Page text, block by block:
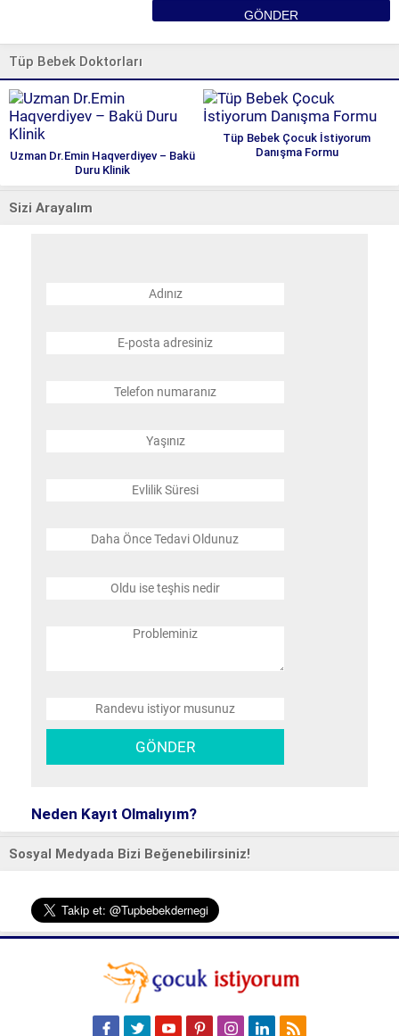
Tüp Bebek Doktorları
Uzman Dr.Emin Haqverdiyev – Bakü
Duru Klinik
Tüp Bebek Çocuk İstiyorum
Danışma Formu
Sizi Arayalım
Neden Kayıt Olmalıyım?
Sosyal Medyada Bizi Beğenebilirsiniz!